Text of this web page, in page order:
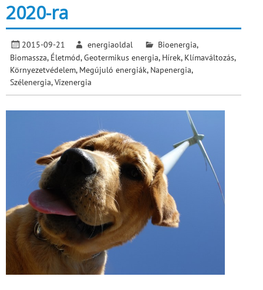
2020-ra
2015-09-21 energiaoldal Bioenergia,
Biomassza, Életmód,Geotermikus energia, Hírek, Klímaváltozás,
Környezetvédelem, Megújuló energiák, Napenergia,
Szélenergia,Vízenergia